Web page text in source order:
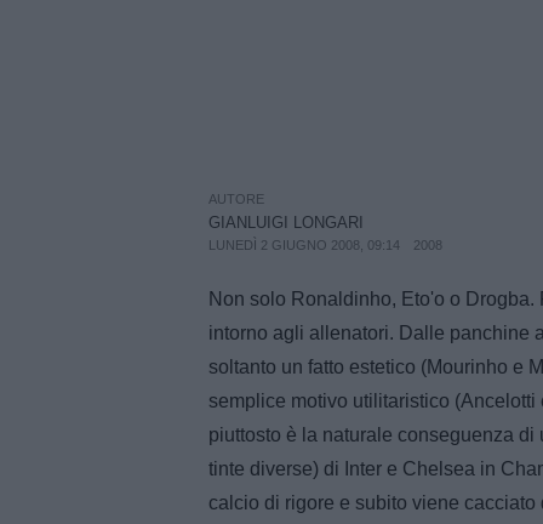
AUTORE
GIANLUIGI LONGARI
LUNEDÌ 2 GIUGNO 2008, 09:14 2008
Non solo Ronaldinho, Eto'o o
intorno agli allenatori. Dalle panchine
soltanto un fatto estetico (Mourinho e
semplice motivo utilitaristico
piuttosto è la naturale conseguenza
tinte diverse) di Inter e Chelsea in
calcio di rigore e subito viene